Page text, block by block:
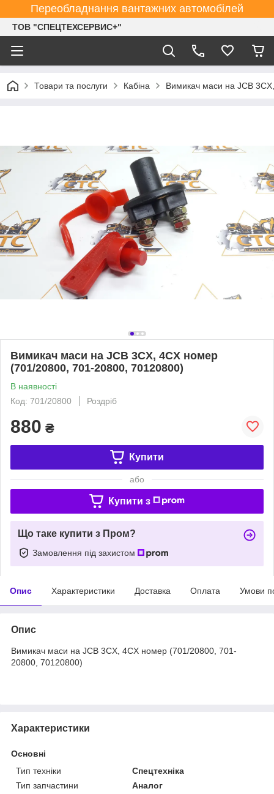
Переобладнання вантажних автомобілей
ТОВ "СПЕЦТЕХСЕРВИС+"
Товари та послуги Кабіна Вимикач маси на JCB
Вимикач маси на JCB 3CX, 4CX номер
(701/20800, 701-20800, 70120800)
В наявності
Код: 701/20800
Роздріб
880 ₴
Купити
або
Купити з
Що таке купити з Пром?
Замовлення під захистом
Опис Характеристики Доставка Оплата Умови
Опис
Вимикач маси на JCB 3CX, 4CX номер (701/20800, 701-
20800, 70120800)
Характеристики
Основні
Тип техніки
Спецтехніка
Тип запчастини
Аналог